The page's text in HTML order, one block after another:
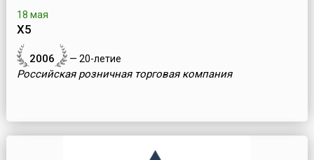
18 мая
Х5
2006 — 20-летие
Российская розничная торговая компания